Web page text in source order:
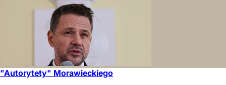
"Autorytety" Morawieckiego